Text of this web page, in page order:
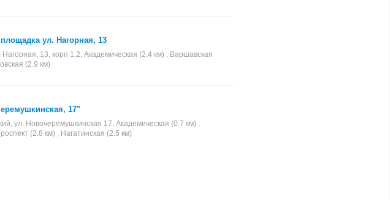
ул. Нагорная, 13
Нагорная, 13, корп 1,2, Академическая (2.4 км) , Варшавская
(2.9 км)
17"
ул. Новочеремушкинская 17, Академическая (0.7 км) ,
(2.8 км) , Нагатинская (2.5 км)